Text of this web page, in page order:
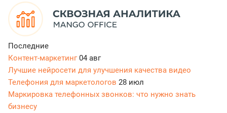
Последние
Контент-маркетинг04 авг
Лучшие нейросети для улучшения качества видео
Телефония для маркетологов 28 июл
Маркировка телефонных звонков: что нужно знать
бизнесу